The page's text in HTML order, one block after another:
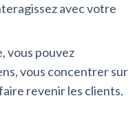
avec votre
vous pouvez
vous concentrer sur
revenir les clients.